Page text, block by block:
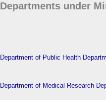
Departments under
Department of Public Health
Department of Medical Research